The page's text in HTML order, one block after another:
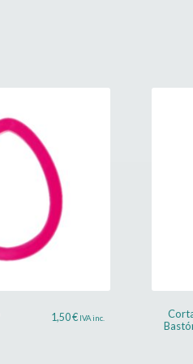
1,50€ IVA inc.